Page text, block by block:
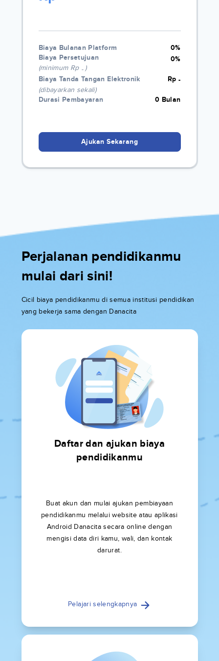
Biaya Bulanan Platform
0%
Biaya Persetujuan
(minimum Rp -)
0%
Biaya Tanda Tangan Elektronik
(dibayarkan sekali)
Rp-
Durasi Pembayaran 0 Bulan
Ajukan Sekarang
Perjalanan pendidikanmu
mulai dari sini!
Cicil biaya pendidikanmu di semua institusi pendidikan
yang bekerja sama dengan Danacita
Daftar dan ajukan biaya
pendidikanmu
Buat akun dan mulai ajukan pembiayaan
pendidikanmu melalui website atau aplikasi
Android Danacita secara online dengan
mengisi data diri kamu, wali, dan kontak
darurat.
Pelajari selengkapnya